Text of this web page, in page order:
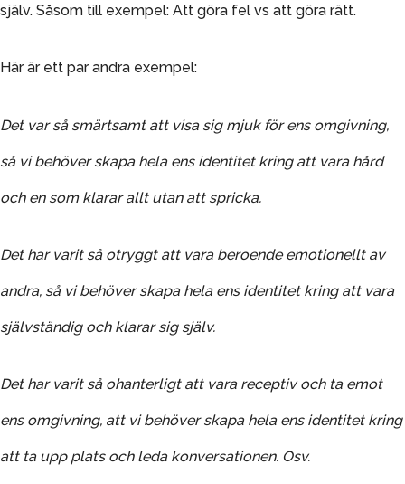
själv. Såsom till exempel: Att göra fel vs att göra rätt.
Här är ett par andra exempel:
Det var så smärtsamt att visa sig mjuk för ens omgivning,
så vi behöver skapa hela ens identitet kring att vara hård
och en som klarar allt utan att spricka.
Det har varit så otryggt att vara beroende emotionellt av
andra, så vi behöver skapa hela ens identitet kring att vara
självständig och klarar sig själv.
Det har varit så ohanterligt att vara receptiv och ta emot
ens omgivning, att vi behöver skapa hela ens identitet kring
att ta upp plats och leda konversationen. Osv.